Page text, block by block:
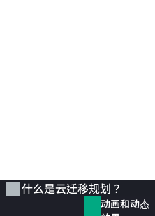
什么是云迁移规划？
动画和动态